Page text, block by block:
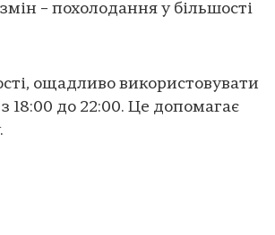
– похолодання у більшості
ощадливо використовувати
18:00 до 22:00. Це допомагає